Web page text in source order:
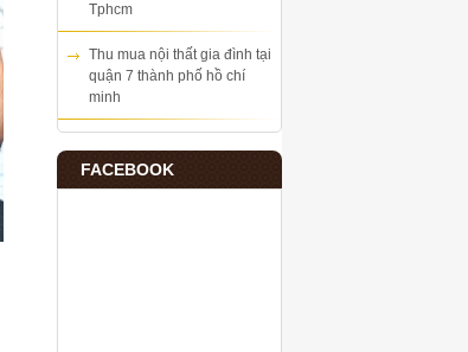
Tphcm
Thu mua nội thất gia đình tại
quận 7 thành phố hồ chí
minh
FACEBOOK